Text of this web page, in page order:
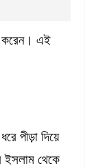
করেন। এই
পীড়া দিয়ে
ইসলাম থেকে